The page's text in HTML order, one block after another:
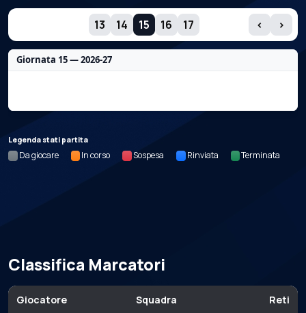
13 14 15 16 17 ‹ ›
Giornata 15 — 2026-27
Legenda stati partita
Da giocare In corso Sospesa Rinviata Terminata
Classifica Marcatori
Giocatore Squadra Reti